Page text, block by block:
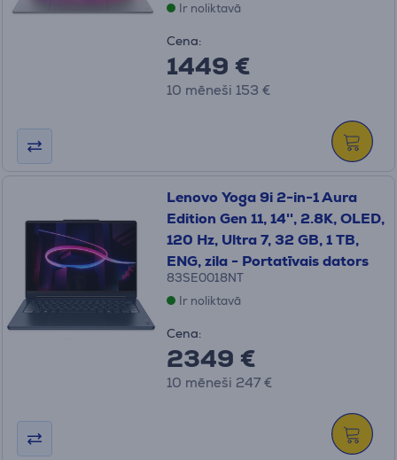
Ir noliktavā
Cena:
1449 €
10 mēneši 153 €
Lenovo Yoga 9i 2-in-1 Aura
Edition Gen 11, 14'', 2.8K, OLED,
120 Hz, Ultra 7, 32 GB, 1 TB,
ENG, zila - Portatīvais dators
83SE0018NT
Ir noliktavā
Cena:
2349 €
10 mēneši 247 €